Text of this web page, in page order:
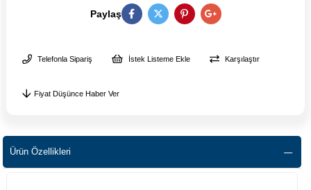
Paylaş
Telefonla Sipariş İstek Listeme Ekle Karşılaştır
Fiyat Düşünce Haber Ver
Ürün Özellikleri